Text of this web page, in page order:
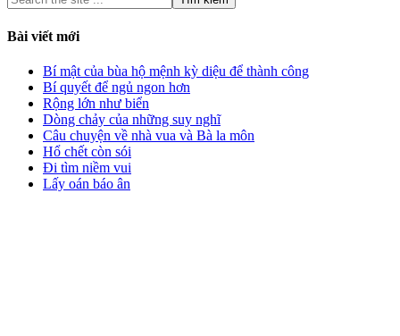
Bài viết mới
Bí mật của bùa hộ mệnh kỳ diệu để thành công
Bí quyết để ngủ ngon hơn
Rộng lớn như biển
Dòng chảy của những suy nghĩ
Câu chuyện về nhà vua và Bà la môn
Hổ chết còn sói
Đi tìm niềm vui
Lấy oán báo ân